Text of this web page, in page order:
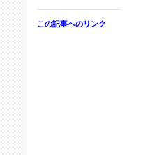
この記事へのリンク